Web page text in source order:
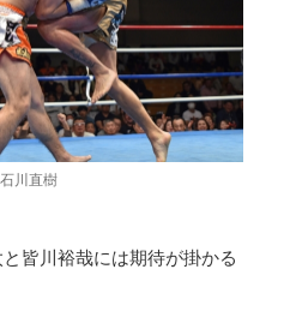
川直樹
皆川裕哉には期待が掛かる